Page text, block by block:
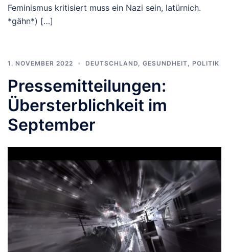
Feminismus kritisiert muss ein Nazi sein, latürnich.
*gähn*) […]
1. NOVEMBER 2022 DEUTSCHLAND GESUNDHEIT POLITIK
Pressemitteilungen:
Übersterblichkeit im
September